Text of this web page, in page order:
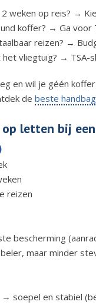
2 weken op reis? →
koffer? → Ga voor
reizen? →
het vliegtuig? → TSA-
en wil je géén
de beste
op letten bij
reizen
bescherming
maar minder
→ soepel en stabiel